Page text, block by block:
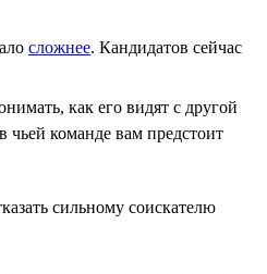
сложнее. Кандидатов сейчас
как его видят с другой
команде вам предстоит
сильному соискателю